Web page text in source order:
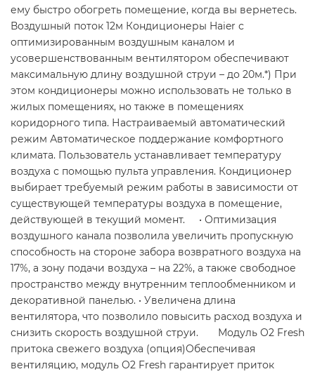
ему быстро обогреть помещение, когда вы вернетесь.
Воздушный поток 12м Кондиционеры Haier с
оптимизированным воздушным каналом и
усовершенствованным вентилятором обеспечивают
максимальную длину воздушной струи – до 20м.*) При
этом кондиционеры можно использовать не только в
жилых помещениях, но также в помещениях
коридорного типа. Настраиваемый автоматический
режим Автоматическое поддержание комфортного
климата. Пользователь устанавливает температуру
воздуха с помощью пульта управления. Кондиционер
выбирает требуемый режим работы в зависимости от
существующей температуры воздуха в помещение,
действующей в текущий момент. • Оптимизация
воздушного канала позволила увеличить пропускную
способность на стороне забора возвратного воздуха на
17%, а зону подачи воздуха – на 22%, а также свободное
пространство между внутренним теплообменником и
декоративной панелью. • Увеличена длина
вентилятора, что позволило повысить расход воздуха и
снизить скорость воздушной струи. Модуль O2 Fresh
притока свежего воздуха (опция)Обеспечивая
вентиляцию, модуль O2 Fresh гарантирует приток